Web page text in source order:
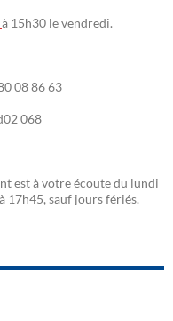
à 15h30 le vendredi.
08 86 63
068
est à votre écoute du lundi
17h45, sauf jours fériés.